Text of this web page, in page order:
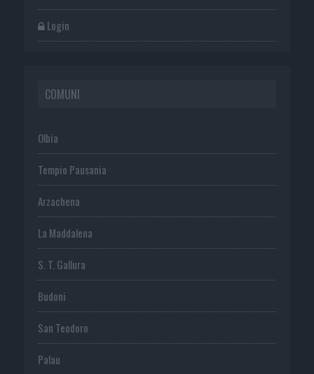
Login
COMUNI
Olbia
Tempio Pausania
Arzachena
La Maddalena
S. T. Gallura
Budoni
San Teodoro
Palau